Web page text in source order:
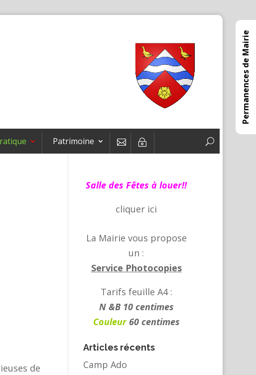
Patrimoine  ~
Permanences de Mairie
de
Salle des Fêtes à louer!!
cliquer ici
La Mairie vous propose
un :
Service Photocopies
Tarifs feuille A4 :
N &B 10 centimes
Couleur60 centimes
Articles récents
Camp Ado